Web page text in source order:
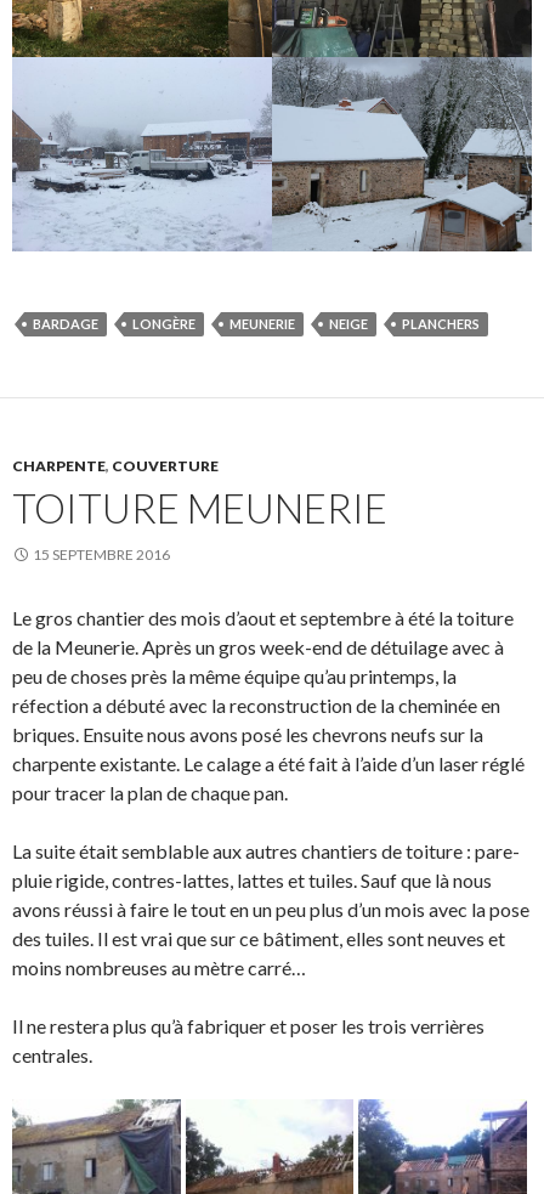
BARDAGE LONGÈRE MEUNERIE NEIGE PLANCHERS
CHARPENTE, COUVERTURE
TOITURE MEUNERIE
15 SEPTEMBRE 2016
Le gros chantier des mois d’aout et septembre à été la toiture
de la Meunerie. Après un gros week-end de détuilage avec à
peu de choses près la même équipe qu’au printemps, la
réfection a débuté avec la reconstruction de la cheminée en
briques. Ensuite nous avons posé les chevrons neufs sur la
charpente existante. Le calage a été fait à l’aide d’un laser réglé
pour tracer la plan de chaque pan.
La suite était semblable aux autres chantiers de toiture : pare-
pluie rigide, contres-lattes, lattes et tuiles. Sauf que là nous
avons réussi à faire le tout en un peu plus d’un mois avec la pose
des tuiles. Il est vrai que sur ce bâtiment, elles sont neuves et
moins nombreuses au mètre carré…
Il ne restera plus qu’à fabriquer et poser les trois verrières
centrales.